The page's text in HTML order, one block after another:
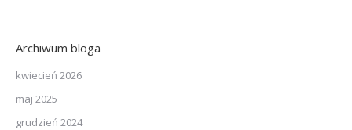
Archiwum bloga
kwiecień 2026
maj 2025
grudzień 2024